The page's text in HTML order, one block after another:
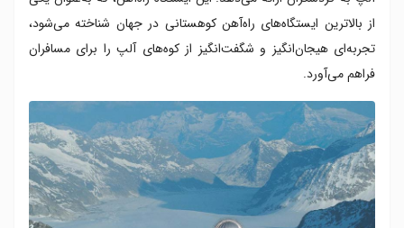
از بالاترین ایستگاه‌های راه‌آهن کوهستانی در جهان شناخته می‌شود،
تجربه‌ای هیجان‌انگیز و شگفت‌انگیز از کوه‌های آلپ را برای مسافران
فراهم می‌آورد.